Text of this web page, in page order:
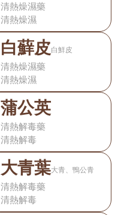
清熱燥濕藥
清熱燥濕
白蘚皮白鮮皮
清熱燥濕藥
清熱燥濕
蒲公英
清熱解毒藥
清熱解毒
大青葉大青、鴨公青
清熱解毒藥
清熱解毒